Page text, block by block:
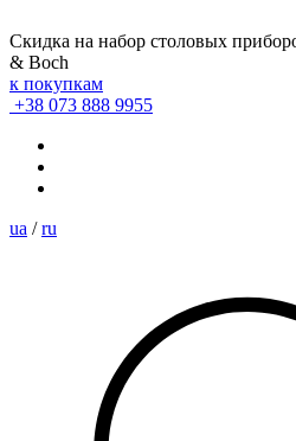
Скидка на набор столовых
& Boch
к покупкам
+38 073 888 9955
ua / ru